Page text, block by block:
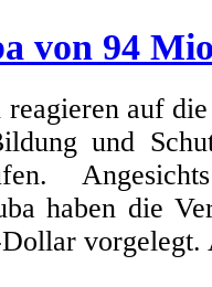
von 94
auf
und
haben die
vorgelegt.